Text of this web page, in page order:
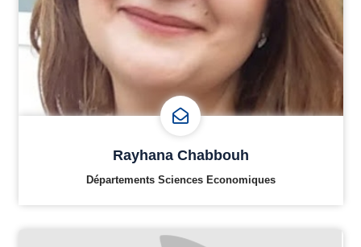
Rayhana Chabbouh
Départements Sciences Economiques